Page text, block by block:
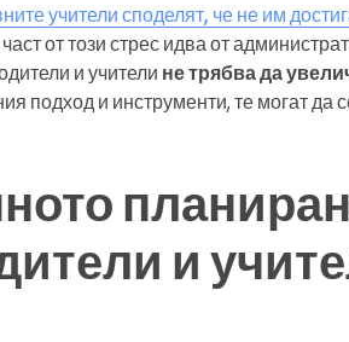
учители споделят, че не им
от този стрес идва от
и учители не трябва да
подход и инструменти, те могат да
и